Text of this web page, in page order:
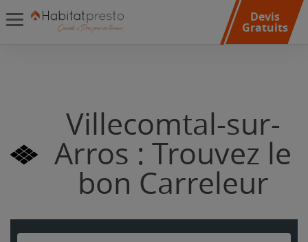
Devis
Gratuits
Villecomtal-sur-
Arros : Trouvez le
bon Carreleur